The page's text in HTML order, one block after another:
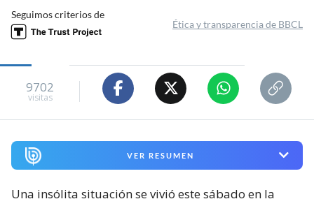
Seguimos criterios de
Ética y transparencia de BBCL
9702
visitas
VER RESUMEN
Una insólita situación se vivió este sábado en la